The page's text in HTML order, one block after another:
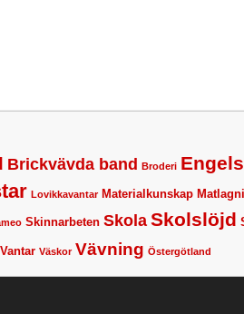
Brickvävda band Broderi
Lovikkavantar Materialkunskap
Skinnarbeten Skola Skolslöjd
Vantar Väskor Vävning Östergötland